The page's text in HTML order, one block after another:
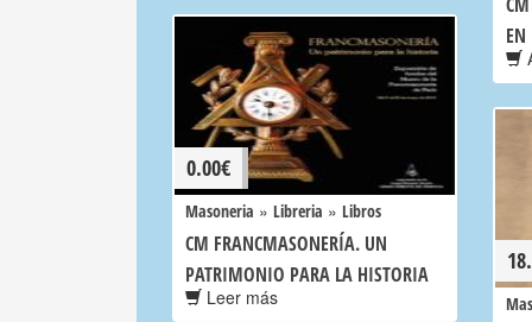
EN
0.00€
Masoneria » Libreria » Libros
CM FRANCMASONERÍA. UN
PATRIMONIO PARA LA HISTORIA
Leer más